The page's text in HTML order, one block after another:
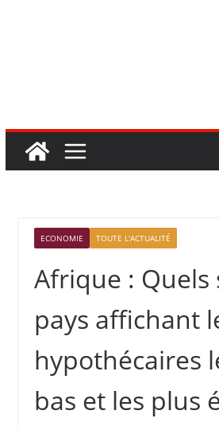
ECONOMIE TOUTE L'ACTUALITÉ
Afrique : Quels
pays affichant
hypothécaires
bas et les plus